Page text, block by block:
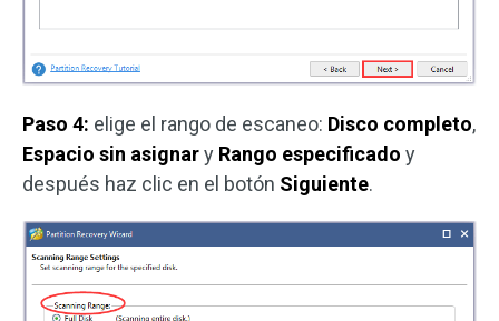
Paso 4: elige el rango de escaneo: Disco completo,
Espacio sin asignary Rango especificado y
después haz clic en el botón Siguiente.